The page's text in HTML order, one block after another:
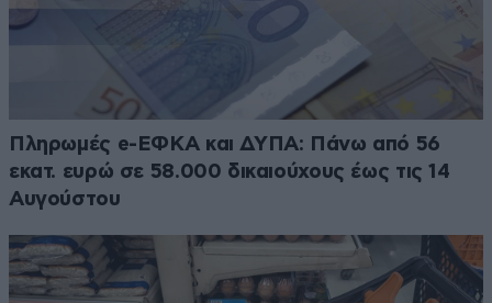
Πληρωμές e-ΕΦΚΑ και ΔΥΠΑ: Πάνω από 56
εκατ. ευρώ σε 58.000 δικαιούχους έως τις 14
Αυγούστου